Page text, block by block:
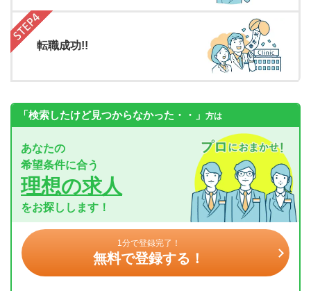
転職成功!!
「検索したけど見つからなかった・・」 方は
あなたの
希望条件に合う
理想の求人
をお探しします！
1分で登録完了！
無料で登録する！